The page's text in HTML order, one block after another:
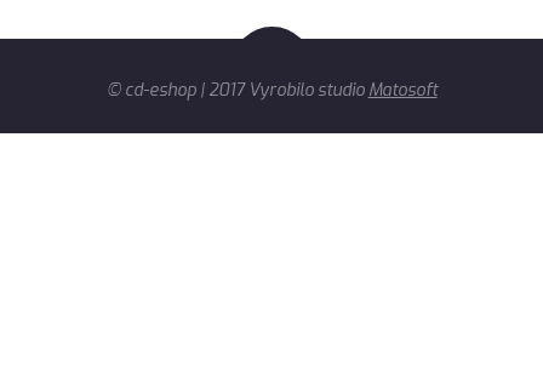
© cd-eshop | 2017 Vyrobilo studio Matosoft